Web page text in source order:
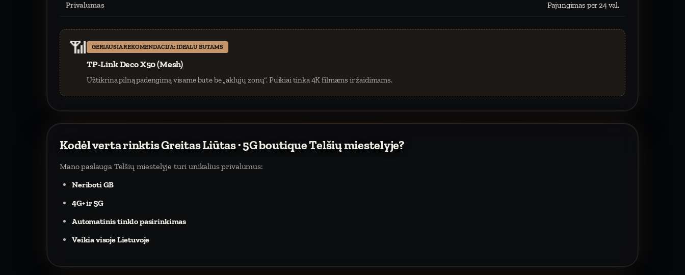
Privalumas Pajungimas per 24 val.
📶 GERIAUSIA REKOMENDACIJA: IDEALU BUTAMS
TP-Link Deco X50 (Mesh)
Užtikrina pilną padengimą visame bute be „aklųjų zonų“. Puikiai tinka 4K filmams ir žaidimams.
Kodėl verta rinktis Greitas Liūtas · 5G boutique Telšių miestelyje?
Mano paslauga Telšių miestelyje turi unikalius privalumus:
Neriboti GB
4G+ ir 5G
Automatinis tinklo pasirinkimas
Veikia visoje Lietuvoje